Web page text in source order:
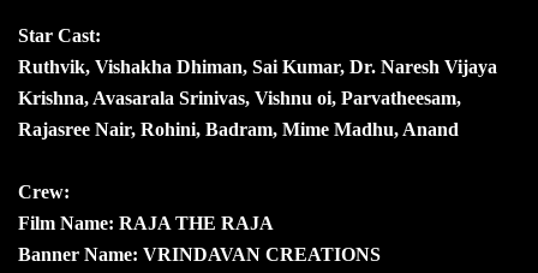
Star Cast:
Ruthvik, Vishakha Dhiman, Sai Kumar, Dr. Naresh Vijaya
Krishna, Avasarala Srinivas, Vishnu oi, Parvatheesam,
Rajasree Nair, Rohini, Badram, Mime Madhu, Anand
Crew:
Film Name: RAJA THE RAJA
Banner Name: VRINDAVAN CREATIONS